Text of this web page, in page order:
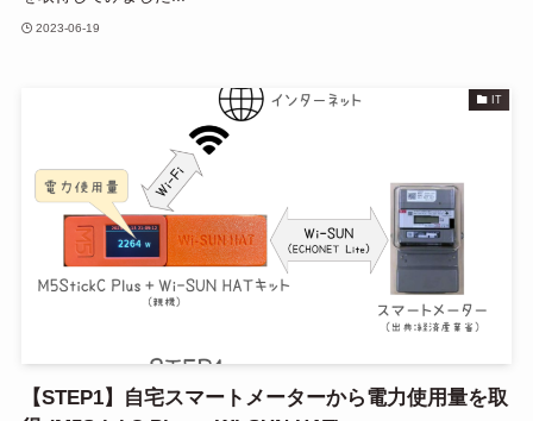
2023-06-19
IT
【STEP1】自宅スマートメーターから電力使用量を取